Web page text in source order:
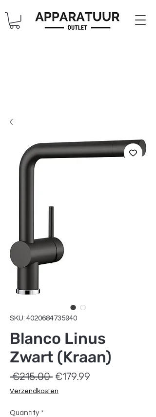
SKU: 4020684735940
Blanco Linus
Zwart (Kraan)
€215.00 Regular
Price
€179.99
Verzendkosten
Quantity *